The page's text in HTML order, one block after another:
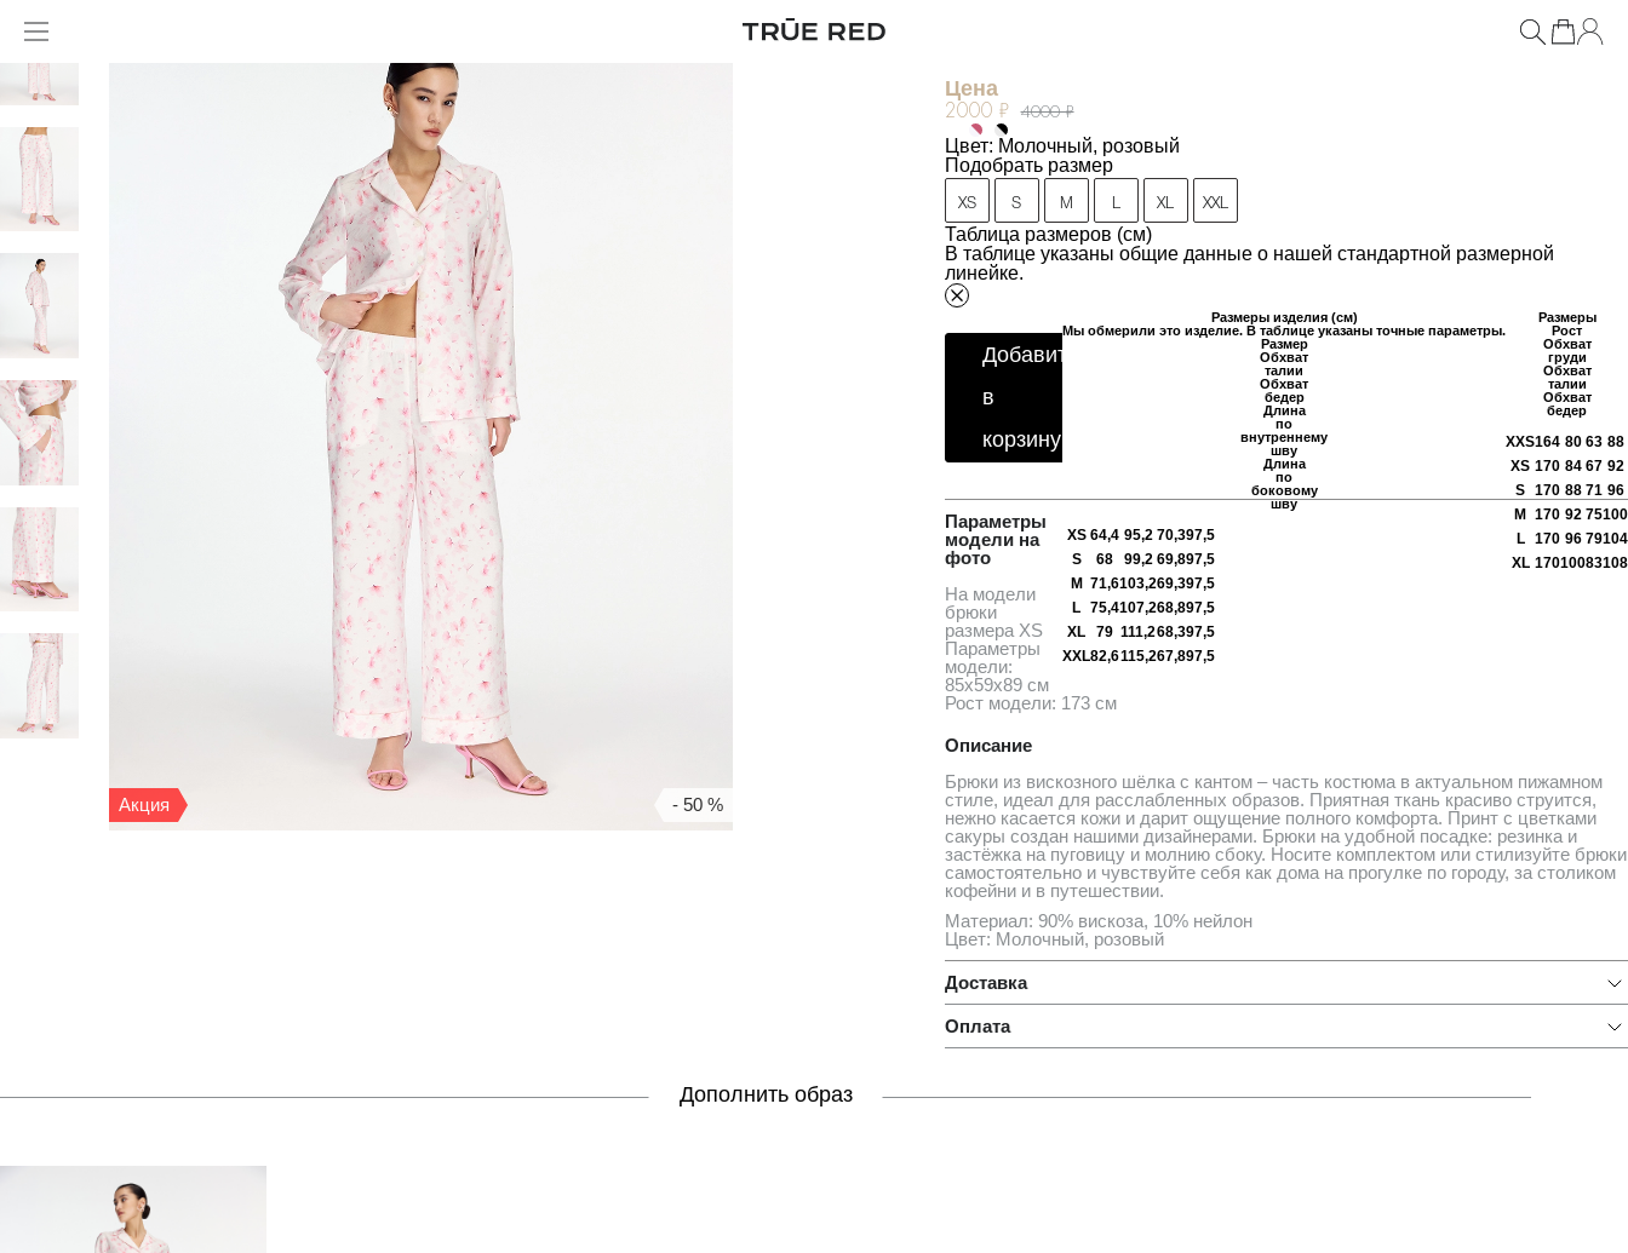
- 50 %
Акция
Цена
2000 ₽ 4000 ₽
Цвет: Молочный, розовый
Подобрать размер
XS S M XL XXL
Таблица размеров (см)
В таблице указаны общие данные о нашей стандартной размерной
линейке.
Размеры
Рост
Обхват
груди
Обхват
талии
Обхват
бедер
XXS164 80 63 88
XS 170 84 67 92
S 170 88 71 96
M
170 92 75100
L
170 96 79104
XL 17010083108
Размеры изделия (см)
Мы обмерили это изделие. В таблице указаны точные параметры.
Размер
Обхват
талии
Обхват
бедер
Длина
по
внутреннему
шву
Длина
по
боковому
шву
XS 64,4 95,2 70,397,5
S
68 99,2 69,897,5
M 71,6103,269,397,5
L 75,4107,268,897,5
XL
79 111,268,397,5
XXL82,6115,267,897,5
Добавить
в
корзину
Параметры
модели на
фото
На модели
брюки
размера ХS
Параметры
модели:
85х59х89 см
Рост модели: 173 см
Описание
Брюки из вискозного шёлка с кантом – часть костюма в актуальном пижамном
стиле, идеал для расслабленных образов. Приятная ткань красиво струится,
нежно касается кожи и дарит ощущение полного комфорта. Принт с цветками
сакуры создан нашими дизайнерами. Брюки на удобной посадке: резинка и
застёжка на пуговицу и молнию сбоку. Носите комплектом или стилизуйте брюки
самостоятельно и чувствуйте себя как дома на прогулке по городу, за столиком
кофейни и в путешествии.
Материал: 90% вискоза, 10% нейлон
Цвет: Молочный, розовый
Доставка
Оплата
Дополнить образ